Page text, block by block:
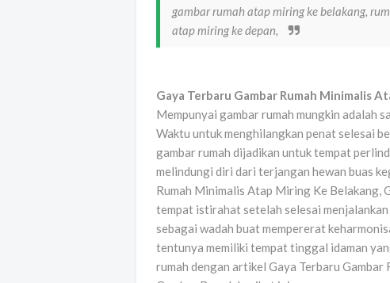
gambar rumah atap miring ke belakang,
atap miring ke depan,
Gaya Terbaru Gambar Rumah Minimalis
Mempunyai gambar rumah mungkin adalah
Waktu untuk menghilangkan penat selesai
gambar rumah dijadikan untuk tempat
melindungi diri dari terjangan hewan buas
Rumah Minimalis Atap Miring Ke Belakang,
tempat istirahat setelah selesai
sebagai wadah buat mempererat
tentunya memiliki tempat tinggal idaman
rumah dengan artikel Gaya Terbaru